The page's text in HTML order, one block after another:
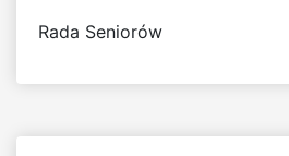
Rada Seniorów